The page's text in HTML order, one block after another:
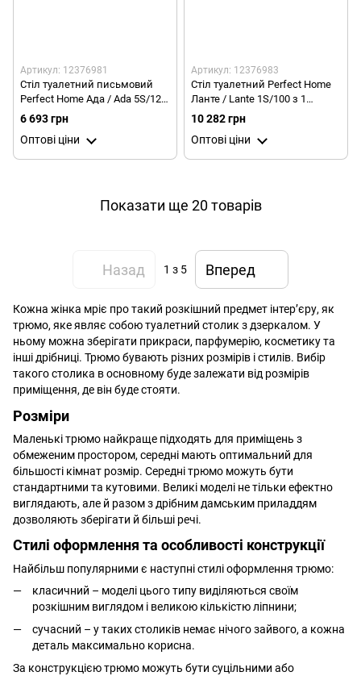
Артикул: 12376981
Стіл туалетний письмовий
Perfect Home Ада / Ada 5S/120
з 5 шухядами Білий глянець
6 693 грн
Оптові ціни
Артикул: 12376983
Стіл туалетний Perfect Home
Ланте / Lante 1S/100 з 1
шухлядою і золотими
ніжками Беж
10 282 грн
Оптові ціни
Показати ще 20 товарів
Назад 1 з 5 Вперед
Кожна жінка мріє про такий розкішний предмет інтер’єру, як
трюмо, яке являє собою туалетний столик з дзеркалом. У
ньому можна зберігати прикраси, парфумерію, косметику та
інші дрібниці. Трюмо бувають різних розмірів і стилів. Вибір
такого столика в основному буде залежати від розмірів
приміщення, де він буде стояти.
Розміри
Маленькі трюмо найкраще підходять для приміщень з
обмеженим простором, середні мають оптимальний для
більшості кімнат розмір. Середні трюмо можуть бути
стандартними та кутовими. Великі моделі не тільки ефектно
виглядають, але й разом з дрібним дамським приладдям
дозволяють зберігати й більші речі.
Стилі оформлення та особливості конструкції
Найбільш популярними є наступні стилі оформлення трюмо:
класичний – моделі цього типу виділяються своїм
розкішним виглядом і великою кількістю ліпнини;
сучасний – у таких столиків немає нічого зайвого, а кожна
деталь максимально корисна.
За конструкцією трюмо можуть бути суцільними або